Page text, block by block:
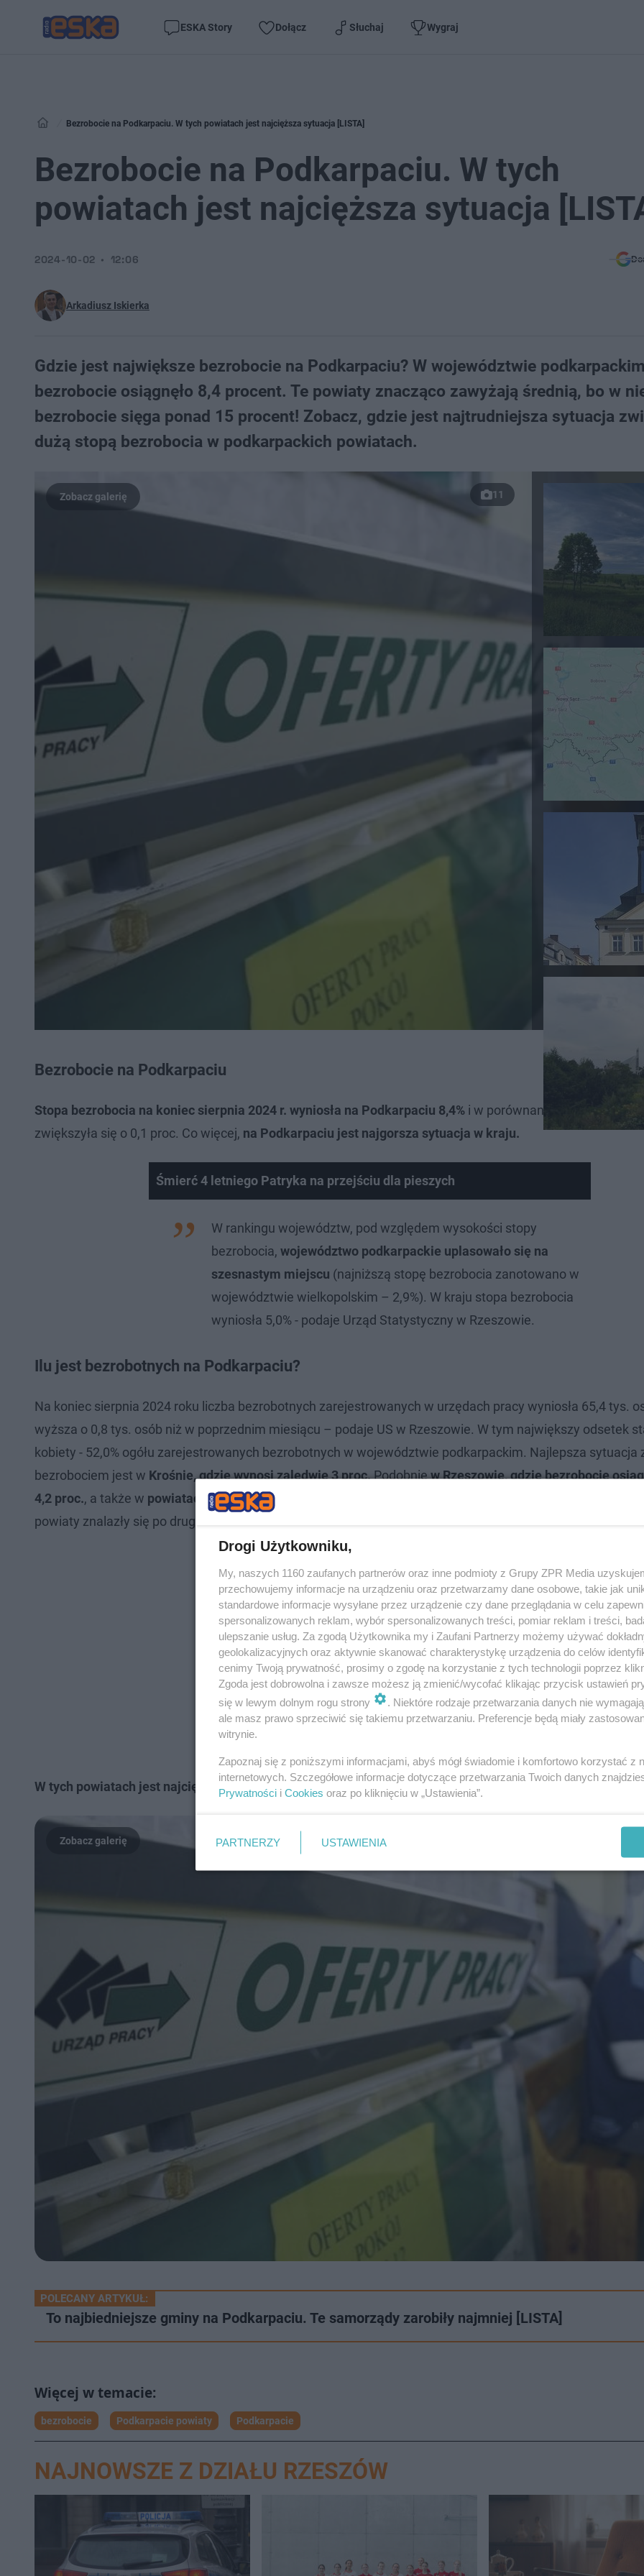
ESKA Story Dołącz Słuchaj Wygraj
Bezrobocie na Podkarpaciu. W tych powiatach jest najcięższa sytuacja [LISTA]
Bezrobocie na Podkarpaciu. W tych
powiatach jest najcięższa sytuacja
Arkadiusz Iskierka
2024-10-02 12:06
Gdzie jest największe bezrobocie na Podkarpaciu? W województwie podkarpackim
bezrobocie osiągnęło 8,4 procent. Te powiaty znacząco zawyżają średnią, bo w
bezrobocie sięga ponad 15 procent! Zobacz, gdzie jest najtrudniejsza sytuacja
dużą stopą bezrobocia w podkarpackich powiatach.
11
Bezrobocie na Podkarpaciu
Stopa bezrobocia na koniec sierpnia 2024 r. wyniosła na Podkarpaciu 8,4% i w porównaniu z poprzednim
zwiększyła się o 0,1 proc. Co więcej, na Podkarpaciu jest najgorsza sytuacja w kraju.
Śmierć 4 letniego Patryka na przejściu dla pieszych
W rankingu województw, pod względem wysokości stopy
bezrobocia, województwo podkarpackie uplasowało się na
szesnastym miejscu (najniższą stopę bezrobocia zanotowano w
województwie wielkopolskim – 2,9%). W kraju stopa bezrobocia
wyniosła 5,0% - podaje Urząd Statystyczny w Rzeszowie.
Ilu jest bezrobotnych na Podkarpaciu?
Na koniec sierpnia 2024 roku liczba bezrobotnych zarejestrowanych w urzędach pracy wyniosła 65,4 tys.
wyższa o 0,8 tys. osób niż w poprzednim miesiącu – podaje US w Rzeszowie. W tym największy odsetek
kobiety - 52,0% ogółu zarejestrowanych bezrobotnych w województwie podkarpackim. Najlepsza sytuacja
bezrobociem jest w Krośnie, gdzie wynosi zaledwie 3 proc.Podobniew Rzeszowie, gdzie bezrobocie
4,2 proc., a także w powiatach dębickim- 4,5 proc.,
powiaty znalazły się po drugiej stronie tabeli?
W tych powiatach jest najcięższa sytuacja związana z bezrobociem?
POLECANY ARTYKUŁ:
To najbiedniejsze gminy na Podkarpaciu. Te samorządy zarobiły najmniej [LISTA]
bezrobocie Podkarpacie powiaty Podkarpacie
NAJNOWSZE Z DZIAŁU RZESZÓW
Drogi Użytkowniku,
My, naszych 1160 zaufanych partnerów oraz inne podmioty z Grupy ZPR Media
przechowujemy informacje na urządzeniu oraz przetwarzamy dane osobowe, takie jak
standardowe informacje wysyłane przez urządzenie czy dane przeglądania w celu
spersonalizowanych reklam, wybór spersonalizowanych treści, pomiar reklam i treści,
ulepszanie usług. Za zgodą Użytkownika my i Zaufani Partnerzy możemy używać
geolokalizacyjnych oraz aktywnie skanować charakterystykę urządzenia do celów
cenimy Twoją prywatność, prosimy o zgodę na korzystanie z tych technologii poprzez
Zgoda jest dobrowolna i zawsze możesz ją zmienić/wycofać klikając przycisk ustawień
się w lewym dolnym rogu strony
. Niektóre rodzaje przetwarzania danych nie
ale masz prawo sprzeciwić się takiemu przetwarzaniu. Preferencje będą miały
witrynie.
Zapoznaj się z poniższymi informacjami, abyś mógł świadomie i komfortowo korzystać z
internetowych. Szczegółowe informacje dotyczące przetwarzania Twoich danych
Prywatności i Cookies oraz po kliknięciu w „Ustawienia”.
PARTNERZY USTAWIENIA